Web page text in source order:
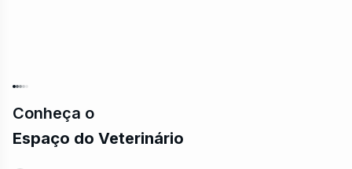
Conheça o
Espaço do Veterinário